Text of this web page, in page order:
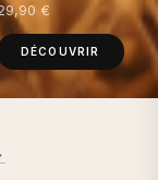
€
DÉCOUVRIR